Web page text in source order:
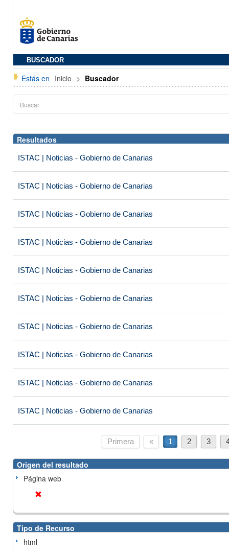
BUSCADOR
Estás en Inicio > Buscador
Resultados
ISTAC | Noticias - Gobierno de Canarias
ISTAC | Noticias - Gobierno de Canarias
ISTAC | Noticias - Gobierno de Canarias
ISTAC | Noticias - Gobierno de Canarias
ISTAC | Noticias - Gobierno de Canarias
ISTAC | Noticias - Gobierno de Canarias
ISTAC | Noticias - Gobierno de Canarias
ISTAC | Noticias - Gobierno de Canarias
ISTAC | Noticias - Gobierno de Canarias
ISTAC | Noticias - Gobierno de Canarias
Primera « 1 2 3
Origen del resultado
Página web
Tipo de Recurso
html